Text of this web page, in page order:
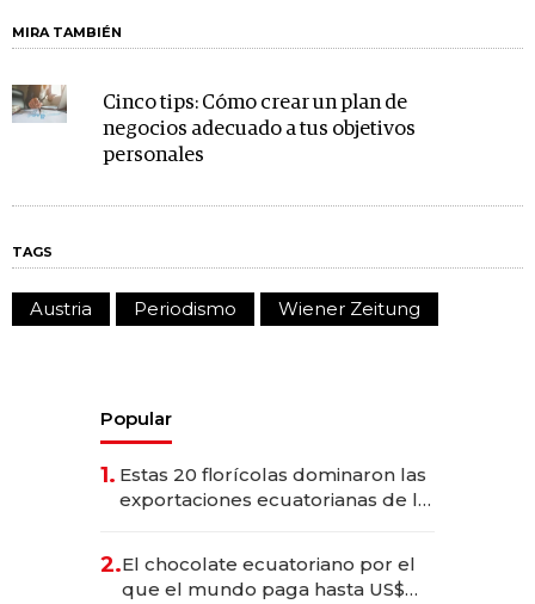
MIRA TAMBIÉN
Cinco tips: Cómo crear un plan de
negocios adecuado a tus objetivos
personales
TAGS
Austria Periodismo Wiener Zeitung
Popular
1. Estas 20 florícolas dominaron las
exportaciones ecuatorianas de la
2.El chocolate ecuatoriano por el
que el mundo paga hasta US$